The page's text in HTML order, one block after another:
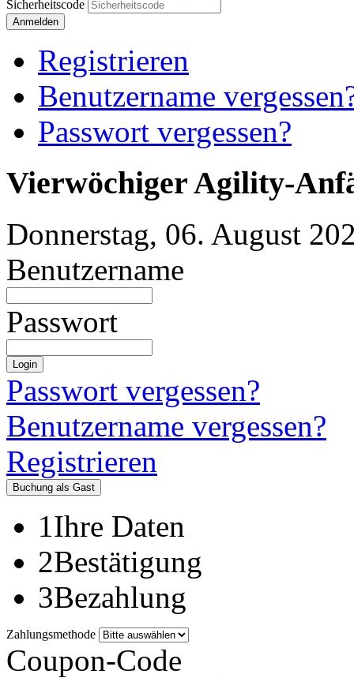
Sicherheitscode
Anmelden
Registrieren
Benutzername
Passwort vergessen?
Vierwöchiger Agility-
Donnerstag, 06. August
Benutzername
Passwort
Login
Passwort vergessen?
Benutzername vergessen?
Registrieren
Buchung als Gast
1Ihre Daten
2Bestätigung
3Bezahlung
Zahlungsmethode
Coupon-Code